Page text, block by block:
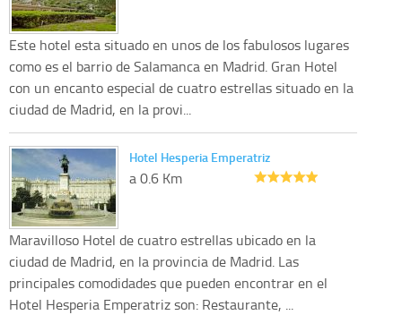
Este hotel esta situado en unos de los fabulosos lugares
como es el barrio de Salamanca en Madrid. Gran Hotel
con un encanto especial de cuatro estrellas situado en la
ciudad de Madrid, en la provi...
Hotel Hesperia Emperatriz
a 0.6 Km
Maravilloso Hotel de cuatro estrellas ubicado en la
ciudad de Madrid, en la provincia de Madrid. Las
principales comodidades que pueden encontrar en el
Hotel Hesperia Emperatriz son: Restaurante, ...